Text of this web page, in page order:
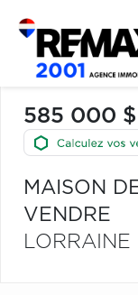
585 000 $
MAISON
VENDRE
LORRAINE